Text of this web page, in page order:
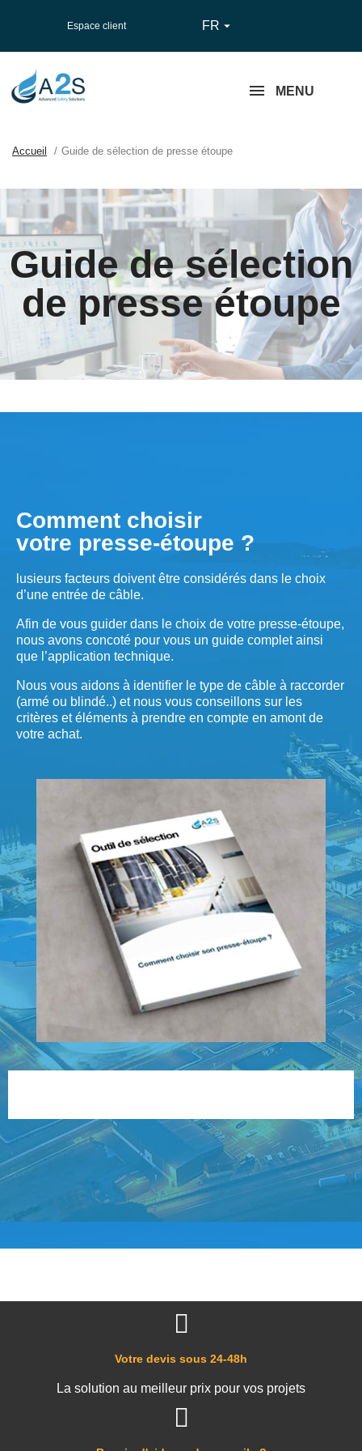
Espace client FR 
MENU
Accueil Guide de sélection de presse étoupe
Guide de sélection
de presse étoupe
Comment choisir
votre presse-étoupe ?
lusieurs facteurs doivent être considérés dans le choix
d’une entrée de câble.
Afin de vous guider dans le choix de votre presse-étoupe,
nous avons concoté pour vous un guide complet ainsi
que l’application technique.
Nous vous aidons à identifier le type de câble à raccorder
(armé ou blindé..) et nous vous conseillons sur les
critères et éléments à prendre en compte en amont de
votre achat.
Votre devis sous 24-48h
La solution au meilleur prix pour vos projets